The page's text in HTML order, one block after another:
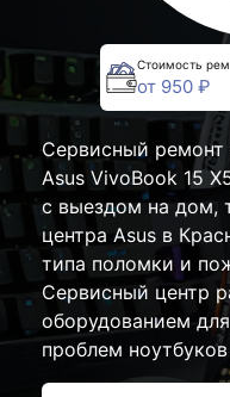
Стоимость
от 950 ₽
Сервисный ремонт
Asus VivoBook 15
с выездом на дом,
центра Asus в
типа поломки и
Сервисный центр
оборудованием
проблем ноутбуков